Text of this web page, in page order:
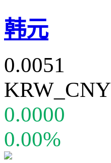
韩元
0.0051
KRW_CNY
0.0000
0.00%